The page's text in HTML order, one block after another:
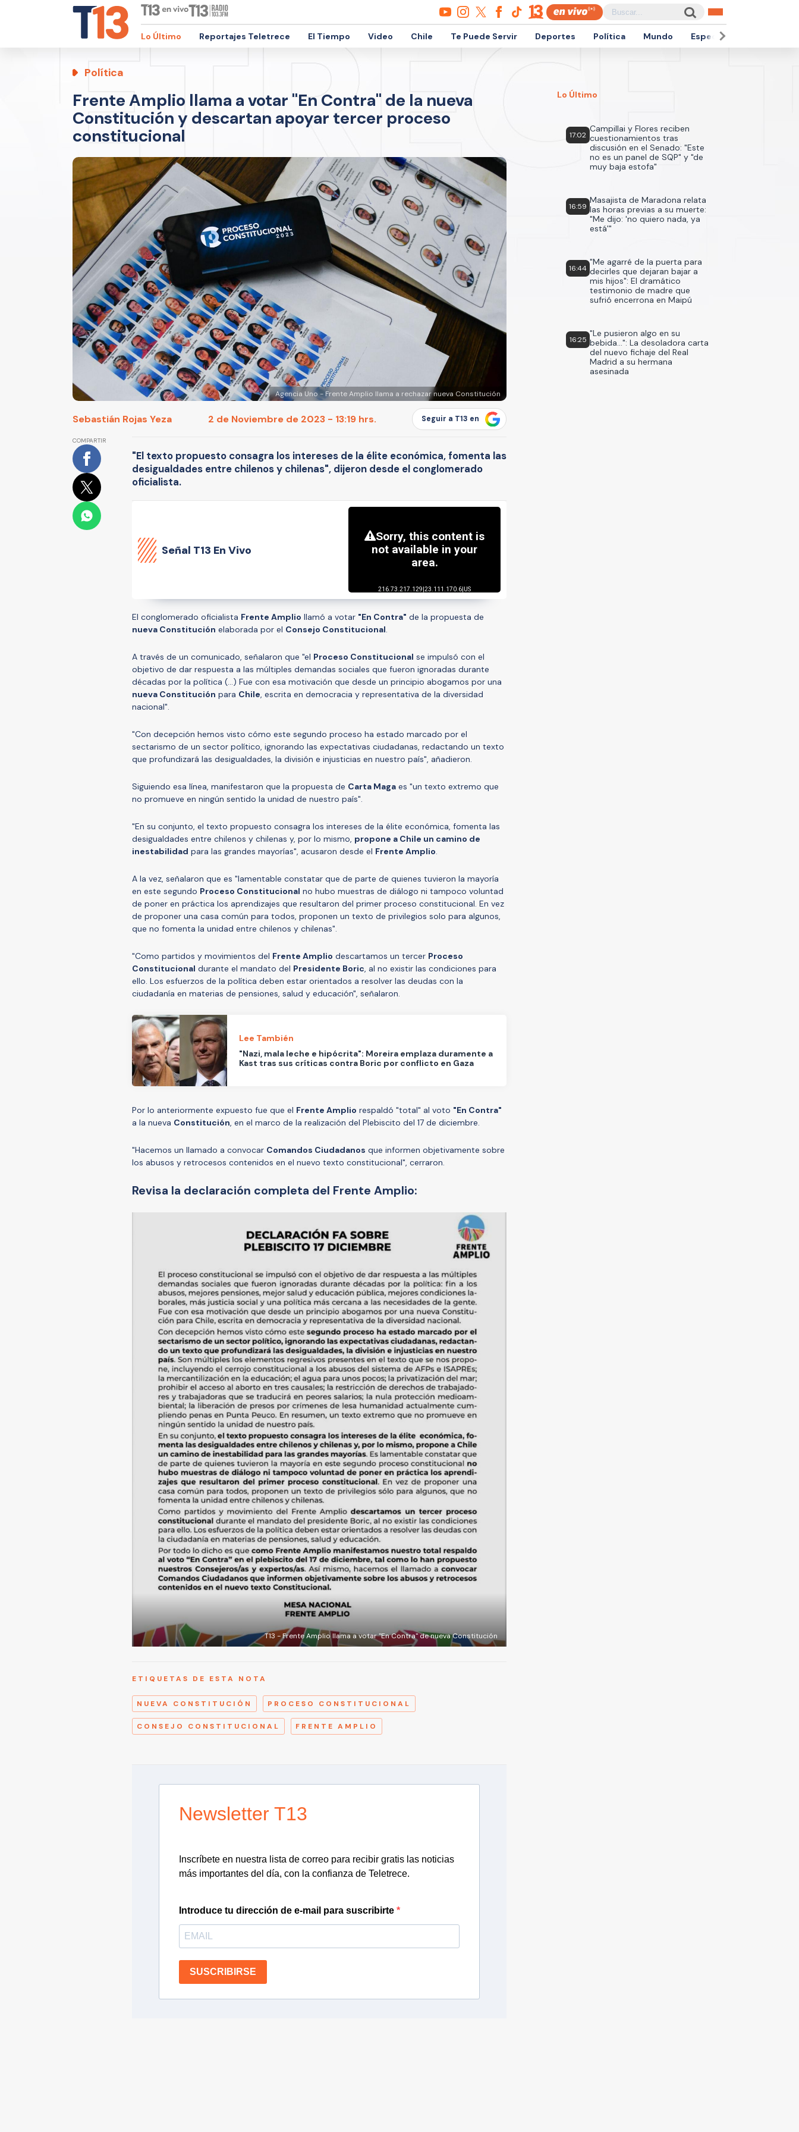
Lo Último Reportajes Teletrece El Tiempo Video Chile Te Puede Servir Deportes Política Mundo Espectáculos
Política
Frente Amplio llama a votar "En Contra" de la nueva
Constitución y descartan apoyar tercer proceso
constitucional
Agencia Uno - Frente Amplio llama a rechazar nueva Constitución
Sebastián Rojas Yeza 2 de Noviembre de 2023 - 13:19 hrs. Seguir a T13 en
COMPARTIR
"El texto propuesto consagra los intereses de la élite económica, fomenta las
desigualdades entre chilenos y chilenas", dijeron desde el conglomerado
oficialista.
Señal T13 En Vivo
El conglomerado oficialista Frente Amplio llamó a votar "En Contra" de la propuesta de
nueva Constitución elaborada por el Consejo Constitucional.
A través de un comunicado, señalaron que "el Proceso Constitucional se impulsó con el
objetivo de dar respuesta a las múltiples demandas sociales que fueron ignoradas durante
décadas por la política (...) Fue con esa motivación que desde un principio abogamos por una
nueva Constitución para Chile, escrita en democracia y representativa de la diversidad
nacional".
"Con decepción hemos visto cómo este segundo proceso ha estado marcado por el
sectarismo de un sector político, ignorando las expectativas ciudadanas, redactando un texto
que profundizará las desigualdades, la división e injusticias en nuestro país", añadieron.
Siguiendo esa línea, manifestaron que la propuesta de Carta Maga es "un texto extremo que
no promueve en ningún sentido la unidad de nuestro país".
"En su conjunto, el texto propuesto consagra los intereses de la élite económica, fomenta las
desigualdades entre chilenos y chilenas y, por lo mismo, propone a Chile un camino de
inestabilidad para las grandes mayorías", acusaron desde el Frente Amplio.
A la vez, señalaron que es "lamentable constatar que de parte de quienes tuvieron la mayoría
en este segundo Proceso Constitucional no hubo muestras de diálogo ni tampoco voluntad
de poner en práctica los aprendizajes que resultaron del primer proceso constitucional. En vez
de proponer una casa común para todos, proponen un texto de privilegios solo para algunos,
que no fomenta la unidad entre chilenos y chilenas".
"Como partidos y movimientos del Frente Amplio descartamos un tercer Proceso
Constitucional durante el mandato del Presidente Boric, al no existir las condiciones para
ello. Los esfuerzos de la política deben estar orientados a resolver las deudas con la
ciudadanía en materias de pensiones, salud y educación", señalaron.
Lee También
"Nazi, mala leche e hipócrita": Moreira emplaza duramente a
Kast tras sus críticas contra Boric por conflicto en Gaza
Por lo anteriormente expuesto fue que el Frente Amplio respaldó "total" al voto "En Contra"
a la nueva Constitución, en el marco de la realización del Plebiscito del 17 de diciembre.
"Hacemos un llamado a convocar Comandos Ciudadanos que informen objetivamente sobre
los abusos y retrocesos contenidos en el nuevo texto constitucional", cerraron.
Revisa la declaración completa del Frente Amplio:
T13 - Frente Amplio llama a votar "En Contra" de nueva Constitución
ETIQUETAS DE ESTA NOTA
NUEVA CONSTITUCIÓN PROCESO CONSTITUCIONAL
CONSEJO CONSTITUCIONAL FRENTE AMPLIO
Newsletter T13
Inscríbete en nuestra lista de correo para recibir gratis las noticias
más importantes del día, con la confianza de Teletrece.
Introduce tu dirección de e-mail para suscribirte
SUSCRIBIRSE
Lo Último
17:02
Campillai y Flores reciben
cuestionamientos tras
discusión en el Senado: "Este
no es un panel de SQP" y "de
muy baja estofa"
16:59
Masajista de Maradona relata
las horas previas a su muerte:
"Me dijo: 'no quiero nada, ya
está'"
16:44
"Me agarré de la puerta para
decirles que dejaran bajar a
mis hijos": El dramático
testimonio de madre que
sufrió encerrona en Maipú
16:25
"Le pusieron algo en su
bebida...": La desoladora carta
del nuevo fichaje del Real
Madrid a su hermana
asesinada